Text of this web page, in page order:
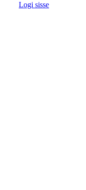
Logi sisse